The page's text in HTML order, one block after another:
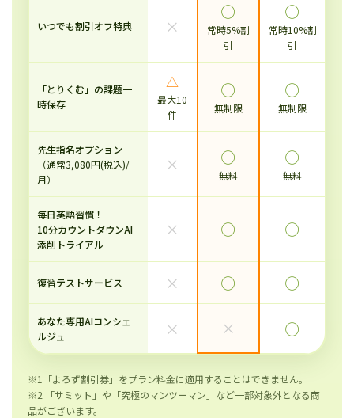
いつでも割引オフ特典 ×
◯
常時5%割
引
◯
常時10%割
引
「とりくむ」の課題一
時保存
△
最大10
件
◯
無制限
◯
無制限
先生指名オプション
（通常3,080円(税込)/
月）
× ◯
無料
◯
無料
毎日英語習慣！
10分カウントダウンAI
添削トライアル
× ◯ ◯
復習テストサービス × ◯ ◯
あなた専用AIコンシェ
ルジュ
× × ◯
※1「よろず割引券」をプラン料金に適用することはできません。
※2 「サミット」や「究極のマンツーマン」など一部対象外となる商
品がございます。